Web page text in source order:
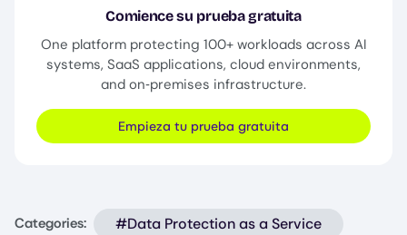
Comience su prueba gratuita
One platform protecting 100+ workloads across AI
systems, SaaS applications, cloud environments,
and on‑premises infrastructure.
Empieza tu prueba gratuita
Categories: #Data Protection as a Service